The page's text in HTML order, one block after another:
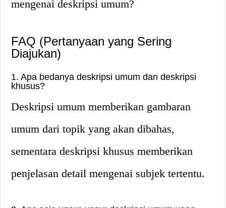
mengenai deskripsi umum?
FAQ (Pertanyaan yang Sering
Diajukan)
1. Apa bedanya deskripsi umum dan deskripsi
khusus?
Deskripsi umum memberikan gambaran
umum dari topik yang akan dibahas,
sementara deskripsi khusus memberikan
penjelasan detail mengenai subjek tertentu.